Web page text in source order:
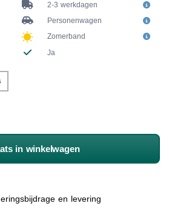
2-3 werkdagen
Personenwagen
Zomerband
Ja
in winkelwagen
en levering